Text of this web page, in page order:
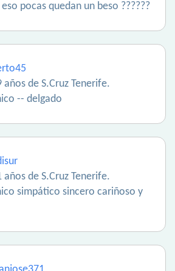
pocas quedan un beso ??????
años de S.Cruz Tenerife.
-- delgado
años de S.Cruz Tenerife.
simpático sincero cariñoso y